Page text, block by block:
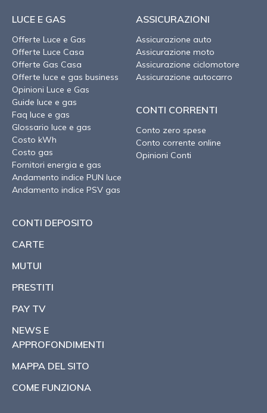
LUCE E GAS
Offerte Luce e Gas
Offerte Luce Casa
Offerte Gas Casa
Offerte luce e gas business
Opinioni Luce e Gas
Guide luce e gas
Faq luce e gas
Glossario luce e gas
Costo kWh
Costo gas
Fornitori energia e gas
Andamento indice PUN luce
Andamento indice PSV gas
ASSICURAZIONI
Assicurazione auto
Assicurazione moto
Assicurazione ciclomotore
Assicurazione autocarro
CONTI CORRENTI
Conto zero spese
Conto corrente online
Opinioni Conti
CONTI DEPOSITO
CARTE
MUTUI
PRESTITI
PAY TV
NEWS E
APPROFONDIMENTI
MAPPA DEL SITO
COME FUNZIONA